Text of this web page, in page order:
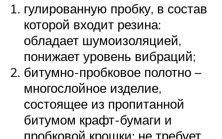
гулированную пробку, в состав
которой входит резина:
обладает шумоизоляцией,
понижает уровень вибраций;
битумно-пробковое полотно –
многослойное изделие,
состоящее из пропитанной
битумом крафт-бумаги и
пробковой крошки: не требует